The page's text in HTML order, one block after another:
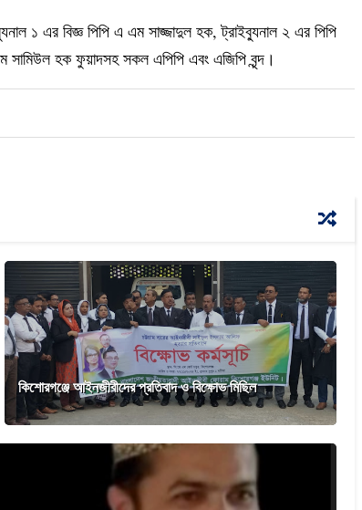
১ এর বিজ্ঞ পিপি এ এম সাজ্জাদুল হক, ট্রাইব্যুনাল ২ এর পিপি
সামিউল হক ফুয়াদসহ সকল এপিপি এবং এজিপি বৃন্দ।
কিশোরগঞ্জে আইনজীবীদের প্রতিবাদ ও বিক্ষোভ মিছিল